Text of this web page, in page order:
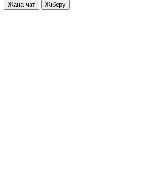
Жаңа чат Жіберу